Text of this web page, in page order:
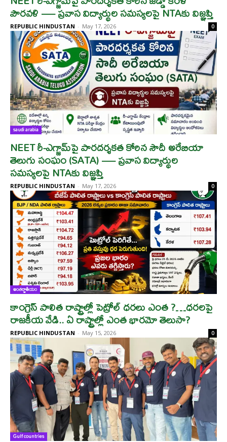
పౌరవళి — ప్రవాస విద్యార్థుల సమస్యలపై NTAకు విజ్ఞప్తి
REPUBLIC HINDUSTAN - May 17, 2026 0
saudi arabia
NEET రీ-ఎగ్జామ్‌పై పారదర్శకత కోరిన సౌదీ అరేబియా
తెలుగు సంఘం (SATA) — ప్రవాస విద్యార్థుల
సమస్యలపై NTAకు విజ్ఞప్తి
REPUBLIC HINDUSTAN - May 17, 2026 0
అంతర్జాతీయం
కాంగ్రెస్ పాలిత రాష్ట్రాల్లో పెట్రోల్ ధరలు ఎంత ?…ధరలపై
రాజకీయ వేడి.. ఏ రాష్ట్రాల్లో ఎంత భారమో తెలుసా?
REPUBLIC HINDUSTAN - May 15, 2026 0
Gulf countries